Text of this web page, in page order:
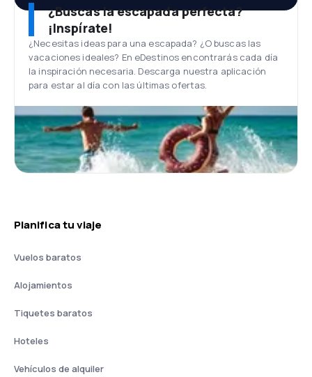
¿Buscas la escapada perfecta?
¡Inspírate!
¿Necesitas ideas para una escapada? ¿O buscas las
vacaciones ideales? En eDestinos encontrarás cada día
la inspiración necesaria. Descarga nuestra aplicación
para estar al día con las últimas ofertas.
Planifica tu viaje
Vuelos baratos
Alojamientos
Tiquetes baratos
Hoteles
Vehículos de alquiler